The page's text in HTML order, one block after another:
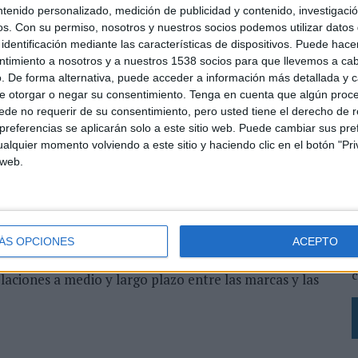
personalizado, medición de publicidad y contenido,
Con su permiso, nosotros y nuestros socios podemos utilizar datos
mediante las características de dispositivos. Puede
a nosotros y a nuestros 1538 socios para que llevemos a
De forma alternativa, puede acceder a información más detallada y
otorgar o negar su consentimiento. Tenga en cuenta que algún
no requerir de su consentimiento, pero usted tiene el derecho de
se aplicarán solo a este sitio web. Puede cambiar sus
momento volviendo a este sitio y haciendo clic en el botón
OPCIONES ACEPTO
del data derivado de los gustos y los
por Inteligencia Artificial, la fórmula de
qué canales / formatos y comunicadores son
específicos en sus plataformas más
diariamente con millones de personas a
colaboración con normmal-e, podemos aplicar
aprendido con el gaming”, destaca Manu Palop,
de Normmal, considera que “normmal-e no nace
que conocemos bien, sino para cambiar
a medio y largo plazo entre las marcas y las